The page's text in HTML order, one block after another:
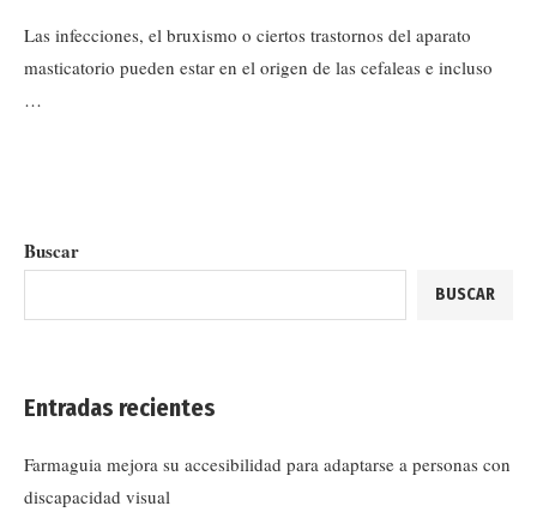
Las infecciones, el bruxismo o ciertos trastornos del aparato
masticatorio pueden estar en el origen de las cefaleas e incluso
…
Buscar
BUSCAR
Entradas recientes
Farmaguia mejora su accesibilidad para adaptarse a personas con
discapacidad visual